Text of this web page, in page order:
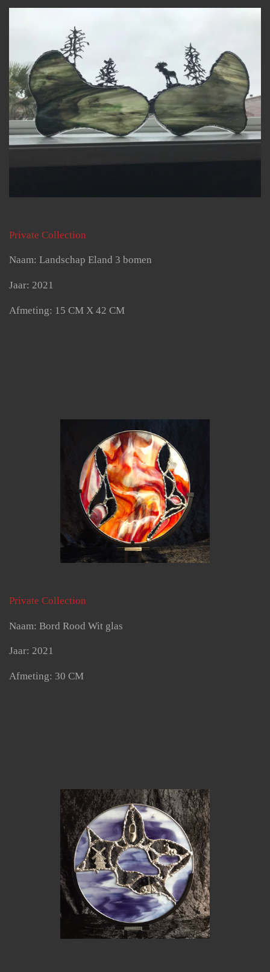
Private Collection
Naam: Landschap Eland 3 bomen
Jaar: 2021
Afmeting: 15 CM X 42 CM
Private Collection
Naam: Bord Rood Wit glas
Jaar: 2021
Afmeting: 30 CM